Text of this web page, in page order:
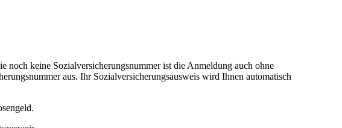
noch keine Sozialversicherungsnummer ist die Anmeldung auch ohne
aus. Ihr Sozialversicherungsausweis wird Ihnen automatisch